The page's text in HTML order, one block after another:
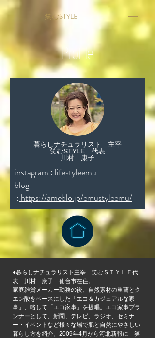
笑むSTYLE
Profile
暮らしナチュラリスト 主宰
​笑むSTYLE 代表
川村 康子
instagram : lifestyleemu
blog
: https://ameblo.jp/emustyleemu/
●暮らしナチュラリスト主宰 笑むＳＴＹＬＥ代
表 川村 康子 仙台市在住。
家庭雑貨メーカー勤務の後、自然素材の重曹とク
エン酸をベースにした「エコ＆カジュアルな家
事」、略して「エコ家事」を提唱。エコ家事プラ
ンナーとして、新聞、テレビ、ラジオ、セミナ
ー・イベントなど様々な場で肌と自然にやさしい
暮らし方を紹介。2009年4月から河北新報に「笑